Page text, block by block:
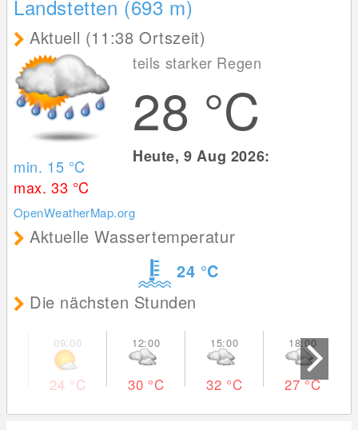
Landstetten (693 m)
Aktuell (11:38 Ortszeit)
min. 15 °C
max. 33 °C
OpenWeatherMap.org
teils starker Regen
28 °C
Heute, 9 Aug 2026:
Aktuelle Wassertemperatur
24 °C
Die nächsten Stunden
24 °C 30 °C 32 °C 27°C